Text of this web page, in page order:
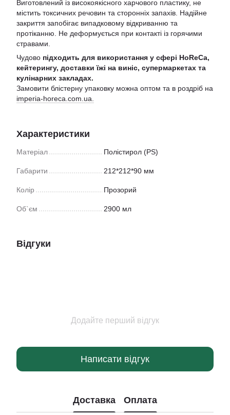
Виготовлений із високоякісного харчового пластику, не
містить токсичних речовин та сторонніх запахів. Надійне
закриття запобігає випадковому відкриванню та
протіканню. Не деформується при контакті із горячими
стравами.
Чудово підходить для використання у сфері HoReCa,
кейтерингу, доставки їжі на виніс, супермаркетах та
кулінарних закладах.
Замовити блістерну упаковку можна оптом та в роздріб на
imperia-horeca.com.ua.
Характеристики
Матеріал Полістирол (PS)
Габарити 212*212*90 мм
Колір Прозорий
Об`єм 2900 мл
Відгуки
Додайте перший відгук
Написати відгук
Доставка Оплата